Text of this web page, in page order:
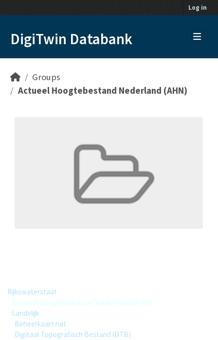
Log in
DigiTwin Databank
Groups
Actueel Hoogtebestand Nederland (AHN)
Rijkswaterstaat
Actueel Hoogtebestand Nederland (AHN)
Landelijk
Beheerkaart nat
Digitaal Topografisch Bestand (DTB)